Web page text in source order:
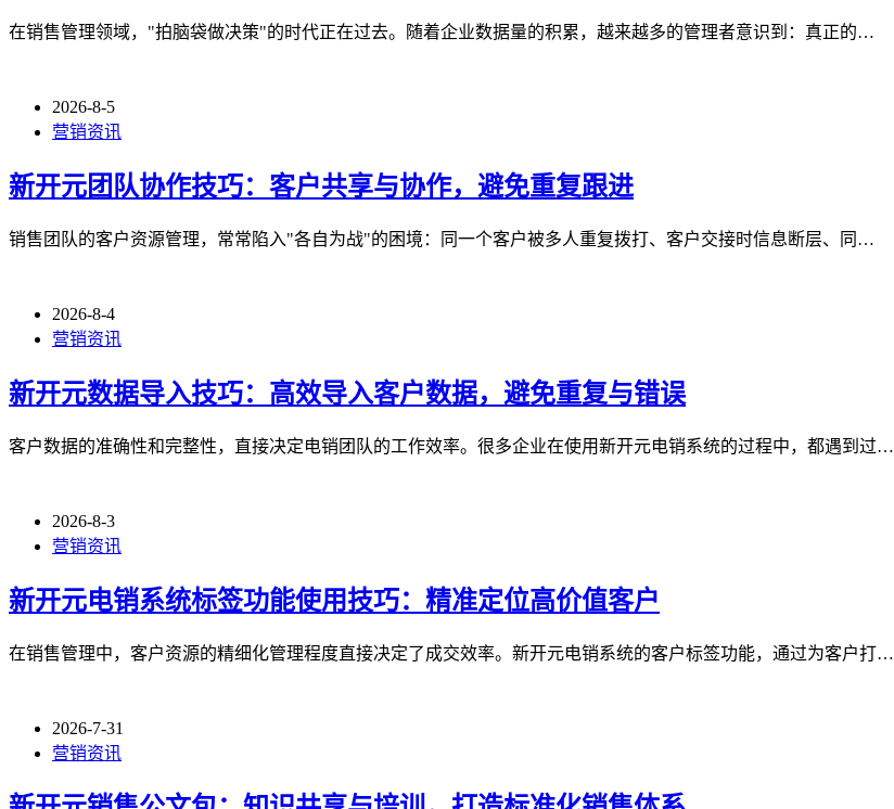
在销售管理领域，"拍脑袋做决策"的时代正在过去。随着企业数据量的积累，越来越多的管理者意识到：真正的…
2026-8-5
营销资讯
新开元团队协作技巧：客户共享与协作，避免重复跟进
销售团队的客户资源管理，常常陷入"各自为战"的困境：同一个客户被多人重复拨打、客户交接时信息断层、同…
2026-8-4
营销资讯
新开元数据导入技巧：高效导入客户数据，避免重复与错误
客户数据的准确性和完整性，直接决定电销团队的工作效率。很多企业在使用新开元电销系统的过程中，都遇到过…
2026-8-3
营销资讯
新开元电销系统标签功能使用技巧：精准定位高价值客户
在销售管理中，客户资源的精细化管理程度直接决定了成交效率。新开元电销系统的客户标签功能，通过为客户打…
2026-7-31
营销资讯